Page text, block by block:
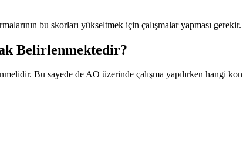
bu skorları yükseltmek için çalışmalar yapması
Belirlenmektedir?
Bu sayede de AO üzerinde çalışma yapılırken hangi